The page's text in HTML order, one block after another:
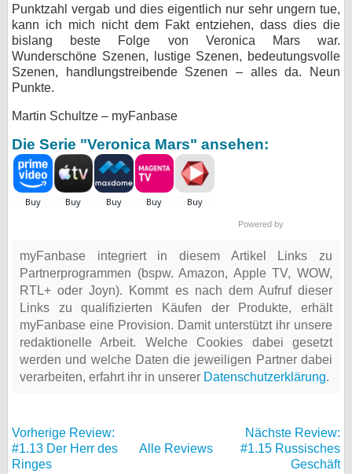
Punktzahl vergab und dies eigentlich nur sehr ungern tue,
kann ich mich nicht dem Fakt entziehen, dass dies die
bislang beste Folge von Veronica Mars war.
Wunderschöne Szenen, lustige Szenen, bedeutungsvolle
Szenen, handlungstreibende Szenen – alles da. Neun
Punkte.
Martin Schultze – myFanbase
Die Serie "Veronica Mars" ansehen:
Powered by
myFanbase integriert in diesem Artikel Links zu
Partnerprogrammen (bspw. Amazon, Apple TV, WOW,
RTL+ oder Joyn). Kommt es nach dem Aufruf dieser
Links zu qualifizierten Käufen der Produkte, erhält
myFanbase eine Provision. Damit unterstützt ihr unsere
redaktionelle Arbeit. Welche Cookies dabei gesetzt
werden und welche Daten die jeweiligen Partner dabei
verarbeiten, erfahrt ihr in unserer Datenschutzerklärung.
Vorherige Review:
#1.13 Der Herr des
Ringes
Alle Reviews
Nächste Review:
#1.15 Russisches
Geschäft